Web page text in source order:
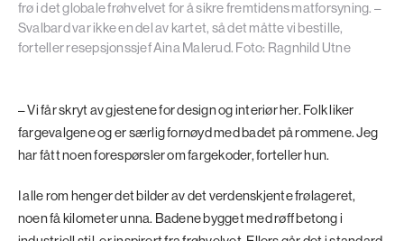
frø i det globale frøhvelvet for å sikre fremtidens matforsyning. –
Svalbard var ikke en del av kartet, så det måtte vi bestille,
forteller resepsjonssjef Aina Malerud. Foto: Ragnhild Utne
– Vi får skryt av gjestene for design og interiør her. Folk liker
fargevalgene og er særlig fornøyd med badet på rommene. Jeg
har fått noen forespørsler om fargekoder, forteller hun.
I alle rom henger det bilder av det verdenskjente frølageret,
noen få kilometer unna. Badene bygget med røff betong i